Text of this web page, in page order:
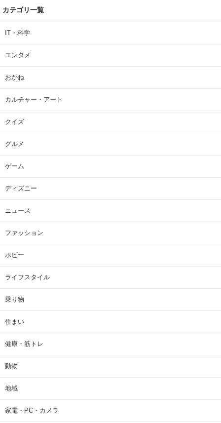
カテゴリ一覧
IT・科学
エンタメ
おかね
カルチャー・アート
クイズ
グルメ
ゲーム
ディズニー
ニュース
ファッション
ホビー
ライフスタイル
乗り物
住まい
健康・筋トレ
動物
地域
家電・PC・カメラ